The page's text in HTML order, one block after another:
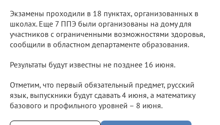
Экзамены проходили в 18 пунктах, организованных в
школах. Еще 7 ППЭ были организованы на дому для
участников с ограниченными возможностями здоровья,
сообщили в областном департаменте образования.
Результаты будут известны не позднее 16 июня.
Отметим, что первый обязательный предмет, русский
язык, выпускники будут сдавать 4 июня, а математику
базового и профильного уровней – 8 июня.